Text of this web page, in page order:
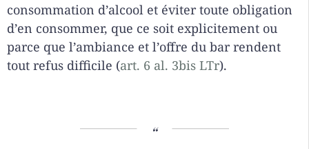
consommation d’alcool et éviter toute obligation
d’en consommer, que ce soit explicitement ou
parce que l’ambiance et l’offre du bar rendent
tout refus difficile (art. 6 al. 3bis LTr).